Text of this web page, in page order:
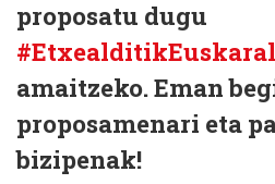
proposatu dugu
amaitzeko. Eman
proposamenari eta
bizipenak!